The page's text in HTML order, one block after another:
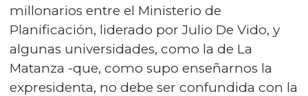
millonarios entre el Ministerio de
Planificación, liderado por Julio De Vido, y
algunas universidades, como la de La
Matanza -que, como supo enseñarnos la
expresidenta, no debe ser confundida con la